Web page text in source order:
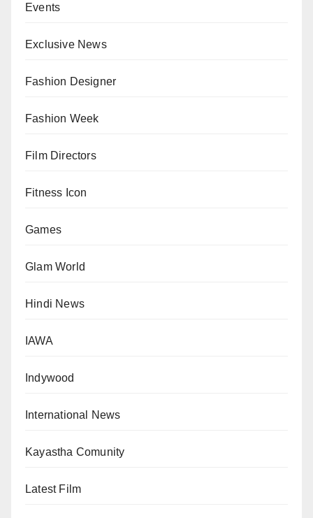
Events
Exclusive News
Fashion Designer
Fashion Week
Film Directors
Fitness Icon
Games
Glam World
Hindi News
IAWA
Indywood
International News
Kayastha Comunity
Latest Film